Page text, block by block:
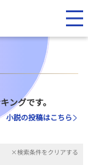
ングです。
小説の投稿はこちら
×検索条件をクリアする